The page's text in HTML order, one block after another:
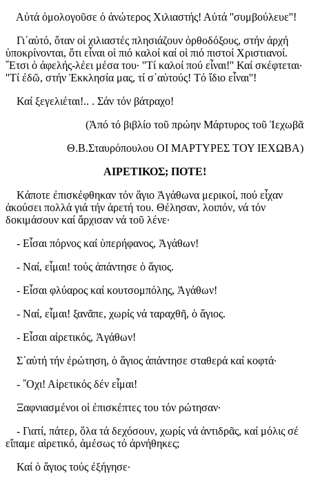
Αὐτά ὀμολογοῦσε ὁ ἀνώτερος Χιλιαστής! Αὐτά ''συμβούλευε''!
Γι᾿αὐτό, ὅταν οἱ χιλιαστές πλησιάζουν ὀρθοδόξους, στήν ἀρχή
ὑποκρίνονται, ὅτι εἶναι οἱ πιό καλοί καί οἱ πιό πιστοί Χριστιανοί.
῎Ετσι ὁ ἀφελής-λέει μέσα του· ''Τί καλοί πού εἶναι!'' Καί σκέφτεται·
''Τί ἐδῶ, στήν Ἐκκλησία μας, τί σ᾿αὐτούς! Τό ἴδιο εἶναι''!
Καί ξεγελιέται!.. . Σάν τόν βάτραχο!
(Ἀπό τό βιβλίο τοῦ πρώην Μάρτυρος τοῦ Ἰεχωβᾶ
Θ.Β.Σταυρόπουλου ΟΙ ΜΑΡΤΥΡΕΣ ΤΟΥ ΙΕΧΩΒΑ)
ΑΙΡΕΤΙΚΟΣ; ΠΟΤΕ!
Κάποτε ἐπισκέφθηκαν τόν ἅγιο Ἀγάθωνα μερικοί, πού εἶχαν
ἀκούσει πολλά γιά τήν ἀρετή του. Θέλησαν, λοιπόν, νά τόν
δοκιμάσουν καί ἄρχισαν νά τοῦ λένε·
- Εἶσαι πόρνος καί ὑπερήφανος, Ἀγάθων!
- Ναί, εἶμαι! τούς ἀπάντησε ὁ ἅγιος.
- Εἶσαι φλύαρος καί κουτσομπόλης, Ἀγάθων!
- Ναί, εἶμαι! ξανᾶπε, χωρίς νά ταραχθῆ, ὁ ἅγιος.
- Εἶσαι αἱρετικός, Ἀγάθων!
Σ᾿αὐτή τήν ἐρώτηση, ὁ ἅγιος ἀπάντησε σταθερά καί κοφτά·
- ῎Οχι! Αἱρετικός δέν εἶμαι!
Ξαφνιασμένοι οἱ ἐπισκέπτες του τόν ρώτησαν·
- Γιατί, πάτερ, ὅλα τά δεχόσουν, χωρίς νά ἀντιδρᾶς, καί μόλις σέ
εἴπαμε αἱρετικό, ἀμέσως τό ἀρνήθηκες;
Καί ὁ ἅγιος τούς ἐξήγησε·